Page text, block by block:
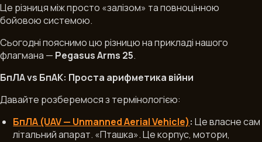
Це різниця між просто «залізом» та повноцінною
бойовою системою.
Сьогодні пояснимо цю різницю на прикладі нашого
флагмана — Pegasus Arms 25.
БпЛА vs БпАК: Проста арифметика війни
Давайте розберемося з термінологією:
БпЛА (UAV — Unmanned Aerial Vehicle): Це власне сам
літальний апарат. «Пташка». Це корпус, мотори,